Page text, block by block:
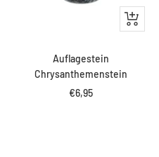
IN
DEN
Auflagestein
Chrysanthemenstein
Angebotspreis
€6,95